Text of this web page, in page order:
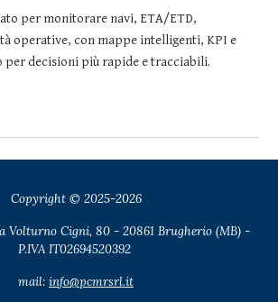
per monitorare navi, ETA/ETD,
operative, con mappe intelligenti, KPI e
decisioni più rapide e tracciabili.
Copyright © 2025-2026
Volturno Cigni, 80 - 20861 Brugherio (MB)-
P.IVA IT02694520392
mail: info@pcmrsrl.it